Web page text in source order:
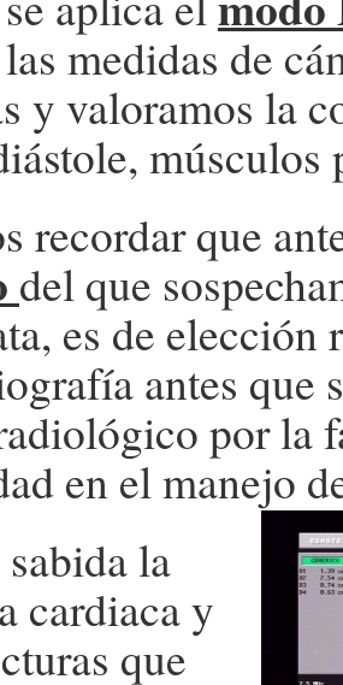
medidas de
y valoramos la
recordar que
del que
es de elección
antes que
por la
en el manejo
la
cardiaca y
que